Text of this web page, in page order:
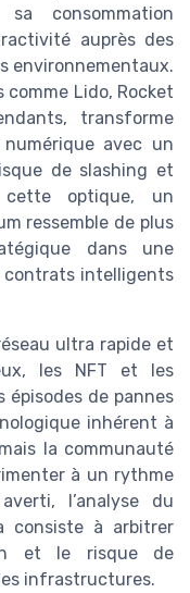
consommation
auprès des
environnementaux.
comme Lido, Rocket
transforme
avec un
de slashing et
optique, un
ressemble de plus
dans une
intelligents
ultra rapide et
les NFT et les
épisodes de pannes
inhérent à
la communauté
à un rythme
l’analyse du
consiste à arbitrer
et le risque de
infrastructures.